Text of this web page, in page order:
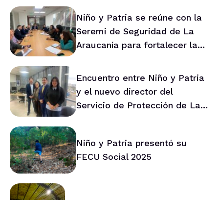
Niño y Patria se reúne con la
Seremi de Seguridad de La
Araucanía para fortalecer la
Encuentro entre Niño y Patria
y el nuevo director del
Servicio de Protección de La
Niño y Patria presentó su
FECU Social 2025